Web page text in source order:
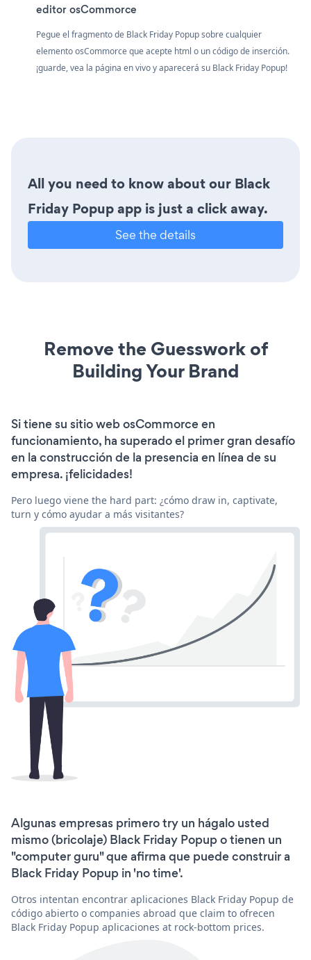
editor osCommorce
Pegue el fragmento de Black Friday Popup sobre cualquier
elemento osCommorce que acepte html o un código de inserción.
¡guarde, vea la página en vivo y aparecerá su Black Friday Popup!
All you need to know about our Black
Friday Popup app is just a click away.
See the details
Remove the Guesswork of
Building Your Brand
Si tiene su sitio web osCommorce en
funcionamiento, ha superado el primer gran desafío
en la construcción de la presencia en línea de su
empresa. ¡felicidades!
Pero luego viene the hard part: ¿cómo draw in, captivate,
turn y cómo ayudar a más visitantes?
Algunas empresas primero try un hágalo usted
mismo (bricolaje) Black Friday Popup o tienen un
"computer guru" que afirma que puede construir a
Black Friday Popup in 'no time'.
Otros intentan encontrar aplicaciones Black Friday Popup de
código abierto o companies abroad que claim to ofrecen
Black Friday Popup aplicaciones at rock-bottom prices.